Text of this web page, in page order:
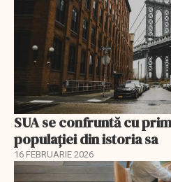
SUA se confruntă cu
populației din istoria sa
16 FEBRUARIE 2026